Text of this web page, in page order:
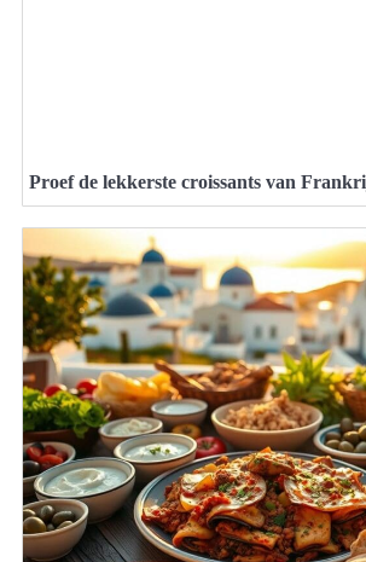
Proef de lekkerste croissants van